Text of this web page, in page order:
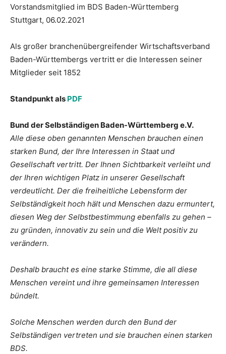
Vorstandsmitglied im BDS Baden-Württemberg
Stuttgart, 06.02.2021
Als großer branchenübergreifender Wirtschaftsverband
Baden-Württembergs vertritt er die Interessen seiner
Mitglieder seit 1852
Standpunkt als PDF
Bund der Selbständigen Baden-Württemberg e.V.
Alle diese oben genannten Menschen brauchen einen
starken Bund, der Ihre Interessen in Staat und
Gesellschaft vertritt. Der Ihnen Sichtbarkeit verleiht und
der Ihren wichtigen Platz in unserer Gesellschaft
verdeutlicht. Der die freiheitliche Lebensform der
Selbständigkeit hoch hält und Menschen dazu ermuntert,
diesen Weg der Selbstbestimmung ebenfalls zu gehen –
zu gründen, innovativ zu sein und die Welt positiv zu
verändern.
Deshalb braucht es eine starke Stimme, die all diese
Menschen vereint und ihre gemeinsamen Interessen
bündelt.
Solche Menschen werden durch den Bund der
Selbständigen vertreten und sie brauchen einen starken
BDS.